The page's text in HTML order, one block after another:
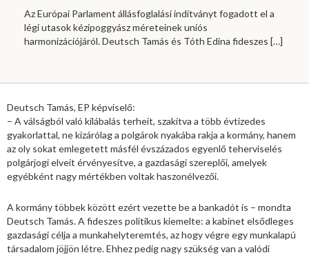
Az Európai Parlament állásfoglalási indítványt fogadott el a
légi utasok kézipoggyász méreteinek uniós
harmonizációjáról. Deutsch Tamás és Tóth Edina fideszes […]
Deutsch Tamás, EP képviselő:
– A válságból való kilábalás terheit, szakítva a több évtizedes
gyakorlattal, ne kizárólag a polgárok nyakába rakja a kormány, hanem
az oly sokat emlegetett másfél évszázados egyenlő teherviselés
polgárjogi elveit érvényesítve, a gazdasági szereplői, amelyek
egyébként nagy mértékben voltak haszonélvezői.
A kormány többek között ezért vezette be a bankadót is – mondta
Deutsch Tamás. A fideszes politikus kiemelte: a kabinet elsődleges
gazdasági célja a munkahelyteremtés, az hogy végre egy munkalapú
társadalom jöjjön létre. Ehhez pedig nagy szükség van a valódi